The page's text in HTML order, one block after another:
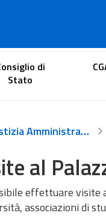
Portale
di
Stato
Giustizia Amministrativa
al
effettuare visite
associazioni di